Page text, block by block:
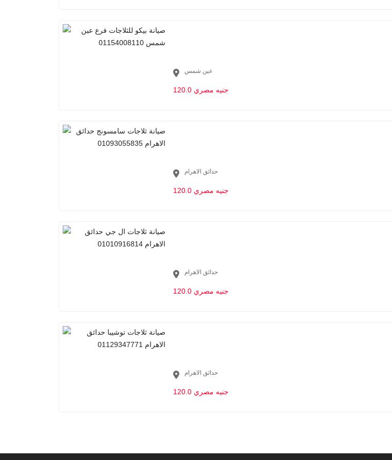
عين شمس
120.0 جنيه مصري
حدائق الاهرام
120.0 جنيه مصري
حدائق الاهرام
120.0 جنيه مصري
حدائق الاهرام
120.0 جنيه مصري